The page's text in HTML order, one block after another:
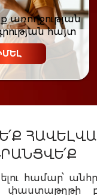
առողջության
հայտ
համար՝